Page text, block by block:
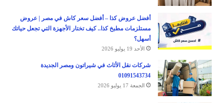
أفضل عروض كذا – أفضل سعر كاش في مصر | عروض
مستلزمات مطبخ كذا.. كيف تختار الأجهزة التي تجعل حياتك
أسهل؟
الأحد 19 يوليو 2026
شركات نقل الأثاث في شيراتون ومصر الجديدة
01091543734
الجمعة 17 يوليو 2026